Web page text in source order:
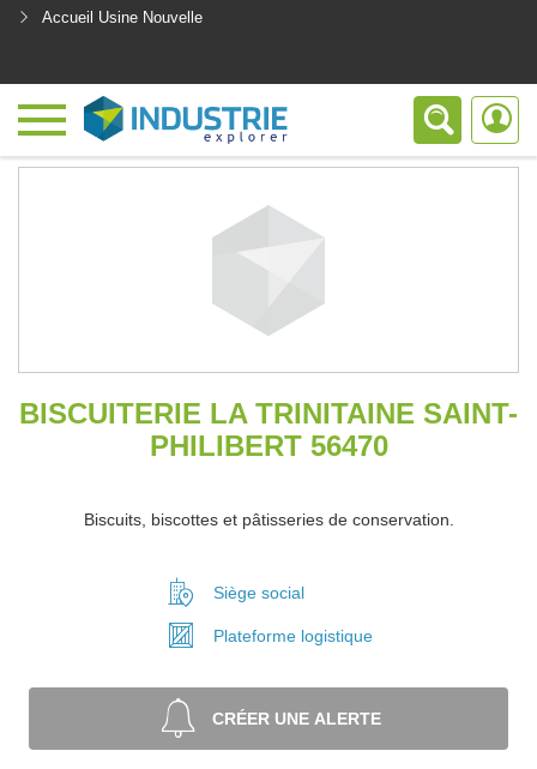
Accueil Usine Nouvelle
BISCUITERIE LA TRINITAINE SAINT-
PHILIBERT 56470
Biscuits, biscottes et pâtisseries de conservation.
Siège social
Plateforme logistique
CRÉER UNE ALERTE